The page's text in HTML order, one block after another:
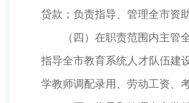
贷款；负责指导、管理全市资
（四）在职责范围内主管全
指导全市教育系统人才队伍建
学教师调配录用、劳动工资、